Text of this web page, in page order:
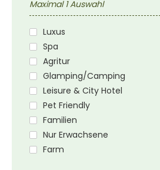
Maximal 1 Auswahl
Luxus
Spa
Agritur
Glamping/Camping
Leisure & City Hotel
Pet Friendly
Familien
Nur Erwachsene
Farm